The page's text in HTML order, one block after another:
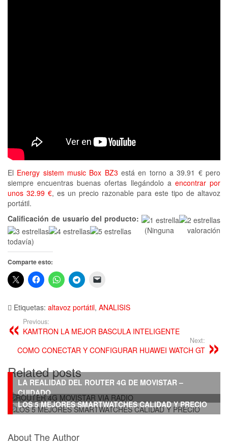
El Energy sistem music Box BZ3 está en torno a 39.91 € pero
siempre encuentras buenas ofertas llegándolo a encontrar por
unos 32.99 €, es un precio razonable para este tipo de altavoz
portátil.
Calificación de usuario del producto:
(Ninguna valoración
todavía)
Comparte esto:
Etiquetas: altavoz portátil, ANALISIS
Previous:
KAMTRON LA MEJOR BASCULA INTELIGENTE
Next:
COMO CONECTAR Y CONFIGURAR HUAWEI WATCH GT
Related posts
LA REALIDAD DEL ROUTER 4G DE MOVISTAR –
CUIDADO
LOS 5 MEJORES SMARTWATCHES CALIDAD Y PRECIO
About The Author